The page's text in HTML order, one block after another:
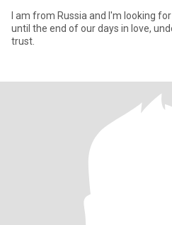
I am from Russia and I'm looking
until the end of our days in love,
trust.